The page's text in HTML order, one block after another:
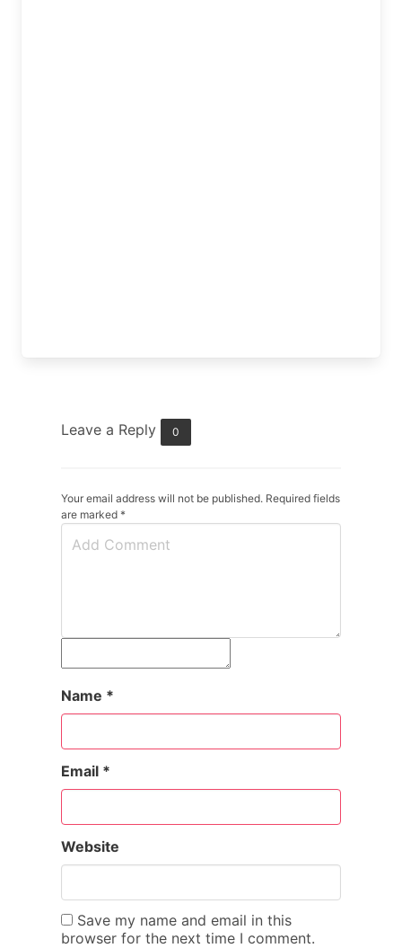
Leave a Reply 0
Your email address will not be published. Required fields
are marked *
Name *
Email *
Website
Save my name and email in this
browser for the next time I comment.